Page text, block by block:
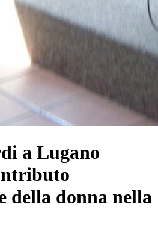
a Lugano
della donna nella